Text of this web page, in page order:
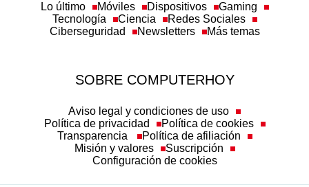
Lo último Móviles Dispositivos
Gaming
Tecnología
Ciencia
Redes Sociales
Ciberseguridad
Newsletters Más temas
SOBRE COMPUTERHOY
Aviso legal y condiciones de uso
Política de privacidad
Política de cookies
Transparencia
Política de afiliación
Misión y valores
Suscripción
Configuración de cookies